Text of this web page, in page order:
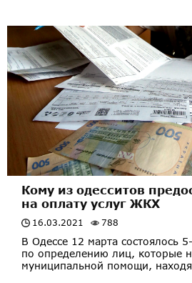
Кому из одесситов
на оплату услуг ЖКХ
16.03.2021 788
В Одессе 12 марта состоялось
по определению лиц, которые
муниципальной помощи,